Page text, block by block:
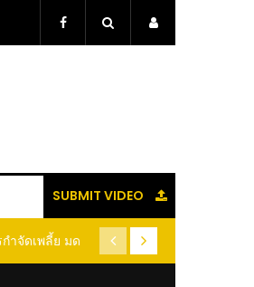
SUBMIT VIDEO
ำจัดเพลี้ย มด
องทำดูสิ
(คลิป) ปลูกทุเรียนง่ายๆ ปลูก
ต้นคู่ แบบเสียบยอ